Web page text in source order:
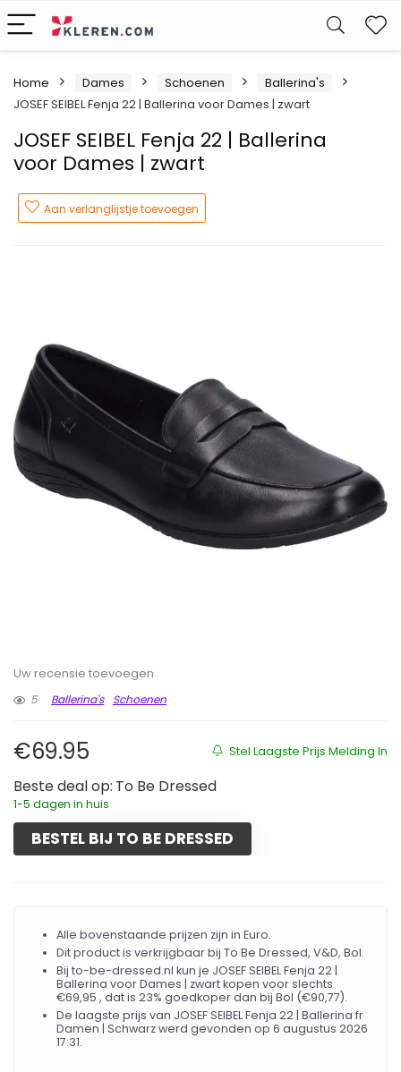
Home Dames Schoenen
Ballerina's
JOSEF SEIBEL Fenja 22 | Ballerina voor Dames | zwart
JOSEF SEIBEL Fenja 22 | Ballerina
voor Dames | zwart
Aan verlanglijstje toevoegen
Uw recensie toevoegen
5
Ballerina's Schoenen
Stel Laagste Prijs Melding In
€69.95
Beste deal op: To Be Dressed
1-5 dagen in huis
BESTEL BIJ TO BE DRESSED
Alle bovenstaande prijzen zijn in Euro.
Dit product is verkrijgbaar bij To Be Dressed, V&D, Bol.
Bij to-be-dressed.nl kun je JOSEF SEIBEL Fenja 22 |
Ballerina voor Dames | zwart kopen voor slechts
€69,95 , dat is 23% goedkoper dan bij Bol (€90,77).
De laagste prijs van JOSEF SEIBEL Fenja 22 | Ballerina fr
Damen | Schwarz werd gevonden op 6 augustus 2026
17:31.